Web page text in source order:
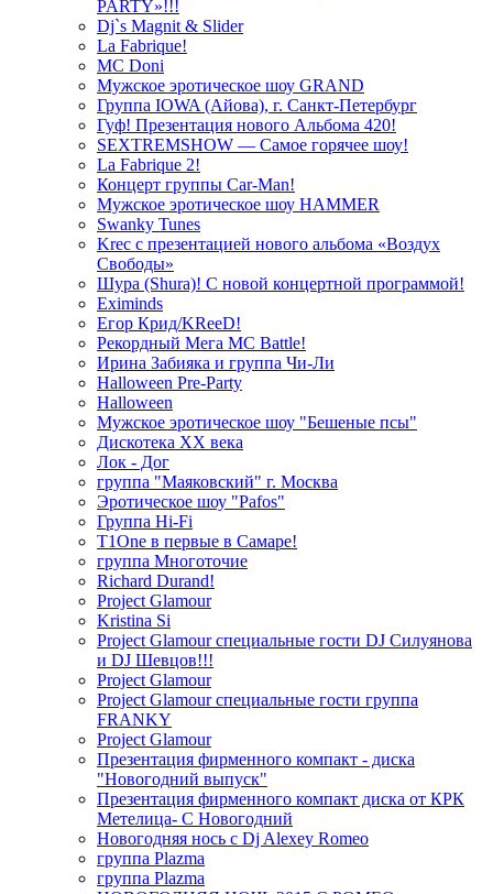
PARTY»!!!
Dj`s Magnit & Slider
La Fabrique!
MC Doni
Мужское эротическое шоу GRAND
Группа IOWA (Айова), г. Санкт-Петербург
Гуф! Презентация нового Альбома 420!
SEXTREMSHOW — Самое горячее шоу!
La Fabrique 2!
Концерт группы Car-Man!
Мужское эротическое шоу HAMMER
Swanky Tunes
Krec с презентацией нового альбома «Воздух
Свободы»
Шура (Shura)! С новой концертной программой!
Eximinds
Егор Крид/KReeD!
Рекордный Мега МС Battle!
Ирина Забияка и группа Чи-Ли
Halloween Pre-Party
Halloween
Мужское эротическое шоу "Бешеные псы"
Дискотека ХХ века
Лок - Дог
группа "Маяковский" г. Москва
Эротическое шоу "Pafos"
Группа Hi-Fi
T1One в первые в Самаре!
группа Многоточие
Richard Durand!
Project Glamour
Kristina Si
Project Glamour специальные гости DJ Силуянова
и DJ Шевцов!!!
Project Glamour
Project Glamour специальные гости группа
FRANKY
Project Glamour
Презентация фирменного компакт - диска
"Новогодний выпуск"
Презентация фирменного компакт диска от КРК
Метелица- С Новогодний
Новогодняя нось с Dj Alexey Romeo
группа Plazma
группа Plazma